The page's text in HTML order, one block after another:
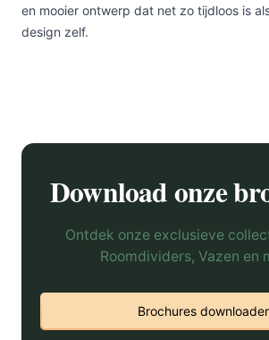
en mooier ontwerp dat net zo tijdloos is
design zelf.
Download onze
Ontdek onze exclusieve
Roomdividers, Vazen en
Brochures